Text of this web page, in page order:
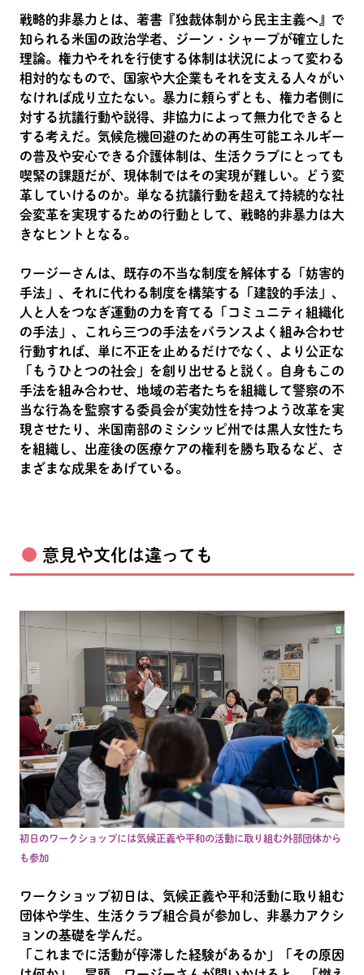
戦略的非暴力とは、著書『独裁体制から民主主義へ』で
知られる米国の政治学者、ジーン・シャープが確立した
理論。権力やそれを行使する体制は状況によって変わる
相対的なもので、国家や大企業もそれを支える人々がい
なければ成り立たない。暴力に頼らずとも、権力者側に
対する抗議行動や説得、非協力によって無力化できると
する考えだ。気候危機回避のための再生可能エネルギー
の普及や安心できる介護体制は、生活クラブにとっても
喫緊の課題だが、現体制ではその実現が難しい。どう変
革していけるのか。単なる抗議行動を超えて持続的な社
会変革を実現するための行動として、戦略的非暴力は大
きなヒントとなる。
ワージーさんは、既存の不当な制度を解体する「妨害的
手法」、それに代わる制度を構築する「建設的手法」、
人と人をつなぎ運動の力を育てる「コミュニティ組織化
の手法」、これら三つの手法をバランスよく組み合わせ
行動すれば、単に不正を止めるだけでなく、より公正な
「もうひとつの社会」を創り出せると説く。自身もこの
手法を組み合わせ、地域の若者たちを組織して警察の不
当な行為を監察する委員会が実効性を持つよう改革を実
現させたり、米国南部のミシシッピ州では黒人女性たち
を組織し、出産後の医療ケアの権利を勝ち取るなど、さ
まざまな成果をあげている。
意見や文化は違っても
初日のワークショップには気候正義や平和の活動に取り組む外部団体から
も参加
ワークショップ初日は、気候正義や平和活動に取り組む
団体や学生、生活クラブ組合員が参加し、非暴力アクシ
ョンの基礎を学んだ。
「これまでに活動が停滞した経験があるか」「その原因